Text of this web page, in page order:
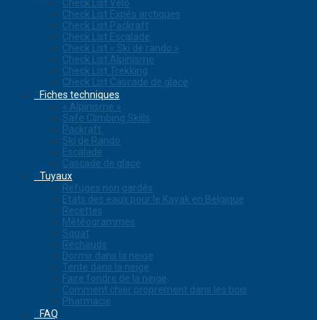
Check List Vélo
Check List Expés arctiques
Check List Packraft
Check List Escalade
Check List « Ski de rando »
Check List Alpinisme
Check List Trekking
Check List Cascade de glace
Fiches techniques
« Alpinisme »
Safe Climbing Skills
Packraft
Ski de Rando
Escalade
Cascade de glace
Tuyaux
Refuges non gardés
Etats des eaux pour le Kayak en Belgique
Recettes
Météogrammes
Squat
Réchauds
Dormir dans la neige
Tente dans la neige
Faire fondre de la neige
Comment chier proprement dans les bois
Pharmacie
FAQ